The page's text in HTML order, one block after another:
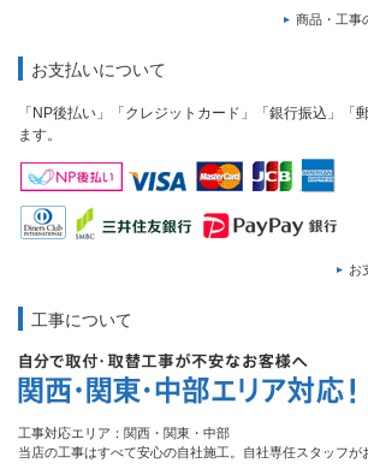
商品・工事
お支払いについて
「NP後払い」「クレジットカード」「銀行振込」「
ます。
お
工事について
工事対応エリア：関西・関東・中部
当店の工事はすべて安心の自社施工。自社専任スタッフが